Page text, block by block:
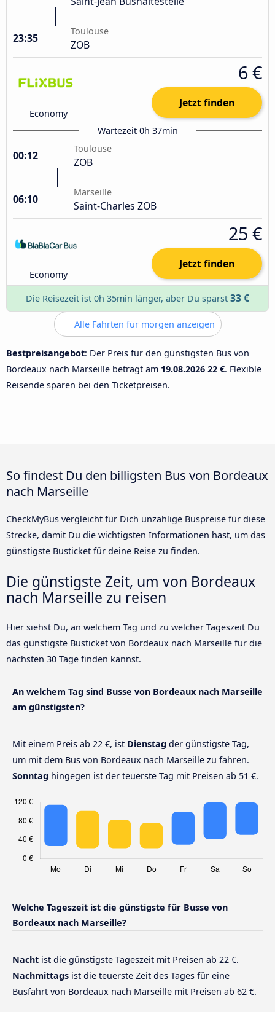
23:35
Toulouse
ZOB
Economy
6 €
Jetzt finden
Wartezeit 0h 37min
00:12
Toulouse
ZOB
06:10
Marseille
Saint-Charles ZOB
Economy
25 €
Jetzt finden
Die Reisezeit ist 0h 35min länger, aber Du sparst 33 €
Alle Fahrten für morgen anzeigen
Bestpreisangebot: Der Preis für den günstigsten Bus von
Bordeaux nach Marseille beträgt am 19.08.2026 22 €. Flexible
Reisende sparen bei den Ticketpreisen.
So findest Du den billigsten Bus von Bordeaux
nach Marseille
CheckMyBus vergleicht für Dich unzählige Buspreise für diese
Strecke, damit Du die wichtigsten Informationen hast, um das
günstigste Busticket für deine Reise zu finden.
Die günstigste Zeit, um von Bordeaux
nach Marseille zu reisen
Hier siehst Du, an welchem Tag und zu welcher Tageszeit Du
das günstigste Busticket von Bordeaux nach Marseille für die
nächsten 30 Tage finden kannst.
An welchem Tag sind Busse von Bordeaux nach Marseille
am günstigsten?
Mit einem Preis ab 22 €, ist Dienstag der günstigste Tag,
um mit dem Bus von Bordeaux nach Marseille zu fahren.
Sonntag hingegen ist der teuerste Tag mit Preisen ab 51 €.
Welche Tageszeit ist die günstigste für Busse von
Bordeaux nach Marseille?
Nacht ist die günstigste Tageszeit mit Preisen ab 22 €.
Nachmittags ist die teuerste Zeit des Tages für eine
Busfahrt von Bordeaux nach Marseille mit Preisen ab 62 €.